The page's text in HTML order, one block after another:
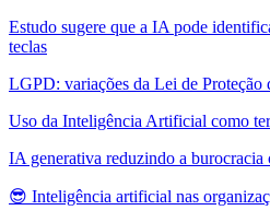
Estudo sugere que a IA pode
teclas
LGPD: variações da Lei de Proteção
Uso da Inteligência Artificial como
IA generativa reduzindo a burocracia
😎 Inteligência artificial nas